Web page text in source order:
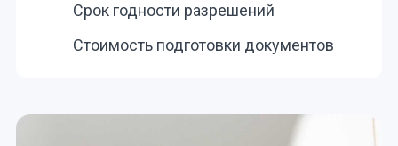
Срок годности разрешений
Стоимость подготовки документов